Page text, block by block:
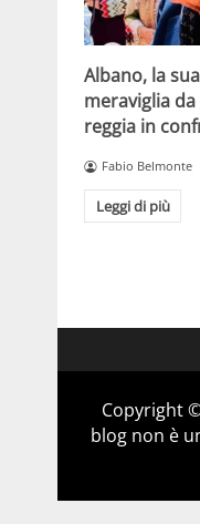
Albano, la
meraviglia
reggia in
Fabio Belmonte
Leggi di più
Copyright
blog non è